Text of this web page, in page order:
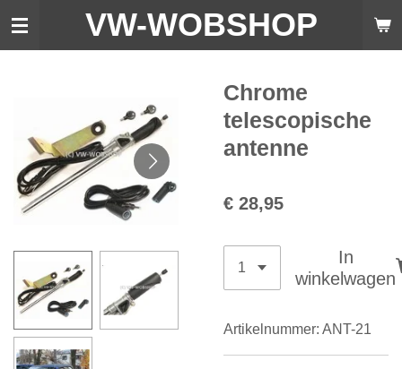
Ga
VW-WOBSHOP
Chrome
telescopische
antenne
€ 28,95
In
winkelwagen
Artikelnummer: ANT-21